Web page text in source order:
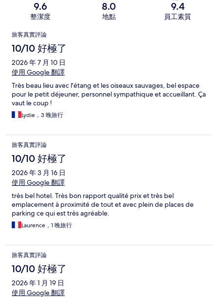
9.6
整潔度
8.0
地點
9.4
員工素質
評
論
旅客真實評論
10/10 好極了
2026 年 7 月 10 日
使用 Google 翻譯
Très beau lieu avec l'étang et les oiseaux sauvages, bel espace
pour le petit déjeuner, personnel sympathique et accueillant. Ça
vaut le coup !
Lydie，3 晚旅行
旅客真實評論
10/10 好極了
2026 年 3 月 16 日
使用 Google 翻譯
très bel hotel. Très bon rapport qualité prix et très bel
emplacement à proximité de tout et avec plein de places de
parking ce qui est très agréable.
Laurence，1 晚旅行
旅客真實評論
10/10 好極了
2026 年 1 月 19 日
使用 Google 翻譯